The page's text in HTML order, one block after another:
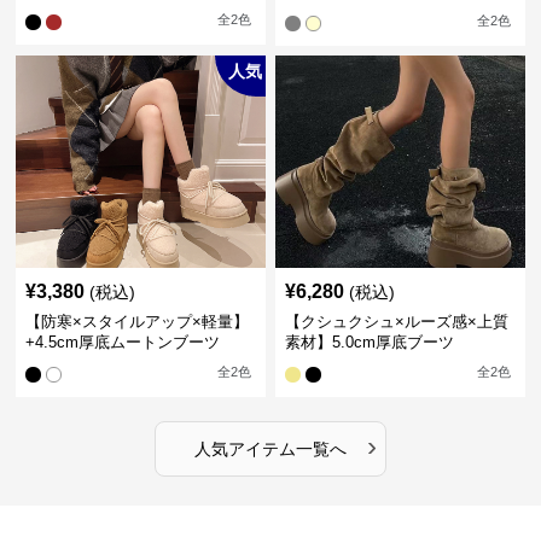
全2色 全2色
人気
¥3,380 (税込)
【防寒×スタイルアップ×軽量】
+4.5cm厚底ムートンブーツ
全2色
¥6,280 (税込)
【クシュクシュ×ルーズ感×上質
素材】5.0cm厚底ブーツ
全2色
人気アイテム一覧へ ›